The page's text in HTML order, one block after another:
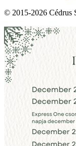
© 2015-2026 Cédrus